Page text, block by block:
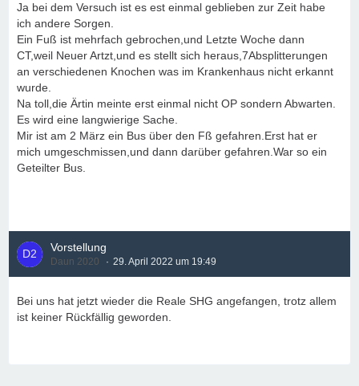
Ja bei dem Versuch ist es est einmal geblieben zur Zeit habe
ich andere Sorgen.
Ein Fuß ist mehrfach gebrochen,und Letzte Woche dann
CT,weil Neuer Artzt,und es stellt sich heraus,7Absplitterungen
an verschiedenen Knochen was im Krankenhaus nicht erkannt
wurde.
Na toll,die Ärtin meinte erst einmal nicht OP sondern Abwarten.
Es wird eine langwierige Sache.
Mir ist am 2 März ein Bus über den Fß gefahren.Erst hat er
mich umgeschmissen,und dann darüber gefahren.War so ein
Geteilter Bus.
Vorstellung
Daun 2020 29. April 2022 um 19:49
Bei uns hat jetzt wieder die Reale SHG angefangen, trotz allem
ist keiner Rückfällig geworden.